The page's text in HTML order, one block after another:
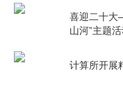
喜迎二十大
山河”主题
计算所开展